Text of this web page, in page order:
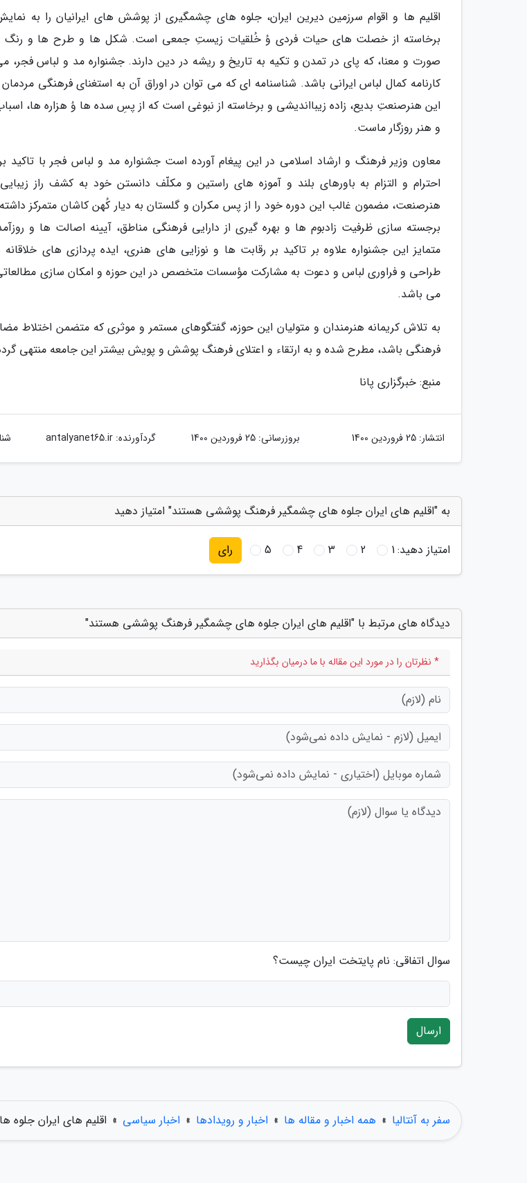
اقلیم ها و اقوام سرزمین دیرین ایران، جلوه های چشمگیری از پوشش های ایرانیان را به
برخاسته از خصلت های حیات فردی وُ خُلقیات زیستِ جمعی است. شکل ها و طرح ها و رنگ
صورت و معنا، که پای در تمدن و تکیه به تاریخ و ریشه در دین دارند. جشنواره مد و لباس فجر،
کارنامه کمال لباس ایرانی باشد. شناسنامه ای که می توان در اوراق آن به استغنای فرهنگی مردمان
این هنرصنعتِ بدیع، زاده زیبااندیشی و برخاسته از نبوغی است که از پسِ سده ها وُ هزاره ها،
و هنر روزگار ماست.
معاون وزیر فرهنگ و ارشاد اسلامی در این پیغام آورده است جشنواره مد و لباس فجر با تاکید
احترام و التزام به باورهای بلند و آموزه های راستین و مکلّف دانستن خود به کشف راز
هنرصنعت، مضمون غالب این دوره خود را از پس مکران و گلستان به دیار کُهن کاشان متمرکز
برجسته سازی ظرفیت زادبوم ها و بهره گیری از دارایی فرهنگی مناطق، آیینه اصالت ها و
متمایز این جشنواره علاوه بر تاکید بر رقابت ها و نوزایی های هنری، ایده پردازی های
طراحی و فراوری لباس و دعوت به مشارکت مؤسسات متخصص در این حوزه و امکان سازی
می باشد.
به تلاش کریمانه هنرمندان و متولیان این حوزه، گفتگوهای مستمر و موثری که متضمن اختلاط
فرهنگی باشد، مطرح شده و به ارتقاء و اعتلای فرهنگ پوشش و پویش بیشتر این جامعه منتهی
منبع: خبرگزاری پانا
انتشار: 25 فروردین 1400 بروزرسانی: 25 فروردین 1400 گردآورنده:antalyanet65.ir
به "اقلیم های ایران جلوه های چشمگیر فرهنگ پوششی هستند" امتیاز دهید
امتیاز دهید:1
2
3
4
5 رای
دیدگاه های مرتبط با "اقلیم های ایران جلوه های چشمگیر فرهنگ پوششی هستند"
* نظرتان را در مورد این مقاله با ما درمیان بگذارید
سوال اتفاقی: نام پایتخت ایران چیست؟
ارسال
سفر به آنتالیا » همه اخبار و مقاله ها » اخبار و رویدادها » اخبار سیاسی » اقلیم های ایران